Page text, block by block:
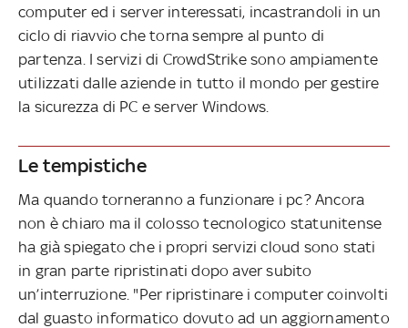
computer ed i server interessati, incastrandoli in un
ciclo di riavvio che torna sempre al punto di
partenza. I servizi di CrowdStrike sono ampiamente
utilizzati dalle aziende in tutto il mondo per gestire
la sicurezza di PC e server Windows.
Le tempistiche
Ma quando torneranno a funzionare i pc? Ancora
non è chiaro ma il colosso tecnologico statunitense
ha già spiegato che i propri servizi cloud sono stati
in gran parte ripristinati dopo aver subito
un’interruzione. "Per ripristinare i computer coinvolti
dal guasto informatico dovuto ad un aggiornamento